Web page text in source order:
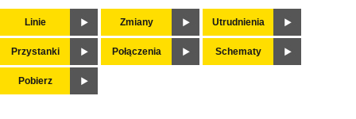
Linie Zmiany Utrudnienia
Przystanki Połączenia Schematy
Pobierz